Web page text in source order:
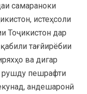
самараноки
истеҳсоли
Тоҷикистон дар
тағйирёбии
ва дигар
рушду пешрафти
андешаронӣ